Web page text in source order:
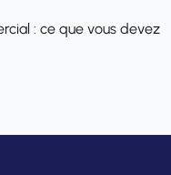
: ce que vous devez